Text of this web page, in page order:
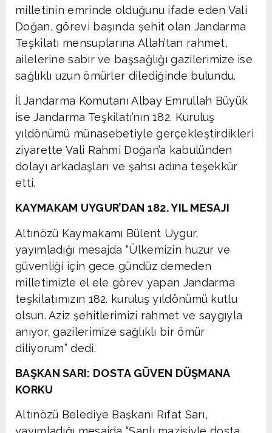
milletinin emrinde olduğunu ifade eden Vali
Doğan, görevi başında şehit olan Jandarma
Teşkilatı mensuplarına Allah’tan rahmet,
ailelerine sabır ve başsağlığı gazilerimize ise
sağlıklı uzun ömürler dilediğinde bulundu.
İl Jandarma Komutanı Albay Emrullah Büyük
ise Jandarma Teşkilatı’nın 182. Kuruluş
yıldönümü münasebetiyle gerçekleştirdikleri
ziyarette Vali Rahmi Doğan’a kabulünden
dolayı arkadaşları ve şahsı adına teşekkür
etti.
KAYMAKAM UYGUR’DAN 182. YIL MESAJI
Altınözü Kaymakamı Bülent Uygur,
yayımladığı mesajda “Ülkemizin huzur ve
güvenliği için gece gündüz demeden
milletimizle el ele görev yapan Jandarma
teşkilatımızın 182. kuruluş yıldönümü kutlu
olsun. Aziz şehitlerimizi rahmet ve saygıyla
anıyor, gazilerimize sağlıklı bir ömür
diliyorum” dedi.
BAŞKAN SARI: DOSTA GÜVEN DÜŞMANA
KORKU
Altınözü Belediye Başkanı Rıfat Sarı,